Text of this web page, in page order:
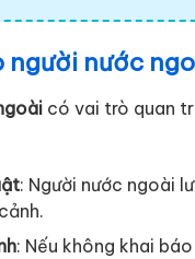
nước
có vai trò quan
: Người nước ngoài
: Nếu không khai